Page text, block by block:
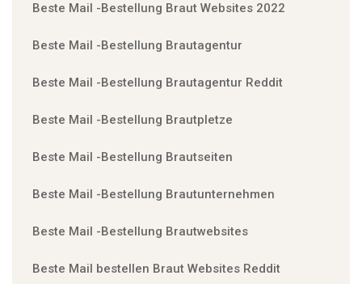
Beste Mail -Bestellung Braut Websites 2022
Beste Mail -Bestellung Brautagentur
Beste Mail -Bestellung Brautagentur Reddit
Beste Mail -Bestellung Brautpletze
Beste Mail -Bestellung Brautseiten
Beste Mail -Bestellung Brautunternehmen
Beste Mail -Bestellung Brautwebsites
Beste Mail bestellen Braut Websites Reddit